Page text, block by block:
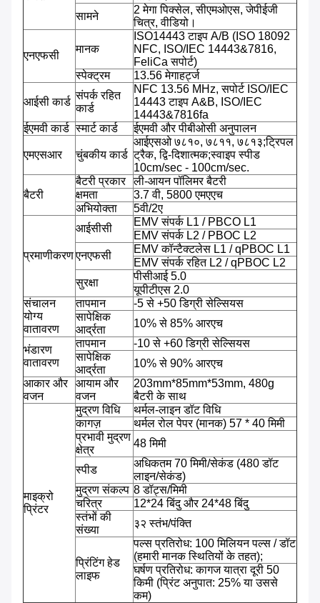
सामने
2 मेगा पिक्सेल, सीएमओएस, जेपीईजी
चित्र, वीडियो।
एनएफसी
मानक
ISO14443 टाइप A/B (ISO 18092
NFC, ISO/IEC 14443&7816,
FeliCa सपोर्ट)
स्पेक्ट्रम
13.56 मेगाहर्ट्ज
आईसी कार्ड
संपर्क रहित
कार्ड
NFC 13.56 MHz, सपोर्ट ISO/IEC
14443 टाइप A&B, ISO/IEC
14443&7816fa
ईएमवी कार्ड स्मार्ट कार्ड ईएमवी और पीबीओसी अनुपालन
एमएसआर चुंबकीय कार्ड
आईएसओ ७८१०, ७८११, ७८१३;ट्रिपल
ट्रैक, द्वि-दिशात्मक;स्वाइप स्पीड
10cm/sec - 100cm/sec.
बैटरी
बैटरी प्रकार
ली-आयन पॉलिमर बैटरी
क्षमता
3.7 वी, 5800 एमएएच
अभियोक्ता
5वी/2ए
प्रमाणीकरण
आईसीसी
EMV संपर्क L1 / PBCO L1
EMV संपर्क L2 / PBOC L2
एनएफसी
EMV कॉन्टैक्टलेस L1 / qPBOC L1
EMV संपर्क रहित L2 / qPBOC L2
सुरक्षा
पीसीआई 5.0
यूपीटीएस 2.0
संचालन
योग्य
वातावरण
तापमान
-5 से +50 डिग्री सेल्सियस
सापेक्षिक
आर्द्रता
10% से 85% आरएच
भंडारण
वातावरण
तापमान
-10 से +60 डिग्री सेल्सियस
सापेक्षिक
आर्द्रता
10% से 90% आरएच
आकार और
वजन
आयाम और
वजन
203mm*85mm*53mm, 480g
बैटरी के साथ
माइक्रो
प्रिंटर
मुद्रण विधि
थर्मल-लाइन डॉट विधि
कागज़
थर्मल रोल पेपर (मानक) 57 * 40 मिमी
प्रभावी मुद्रण
क्षेत्र
48 मिमी
स्पीड
अधिकतम 70 मिमी/सेकंड (480 डॉट
लाइन/सेकंड)
मुद्रण संकल्प 8 डॉट्स/मिमी
चरित्र
12*24 बिंदु और 24*48 बिंदु
स्तंभों की
संख्या
३२ स्तंभ/पंक्ति
प्रिंटिंग हेड
लाइफ
पल्स प्रतिरोध: 100 मिलियन पल्स / डॉट
(हमारी मानक स्थितियों के तहत);
घर्षण प्रतिरोध: कागज यात्रा दूरी 50
किमी (प्रिंट अनुपात: 25% या उससे
कम)